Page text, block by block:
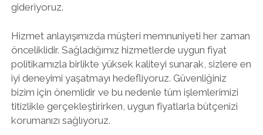
gideriyoruz.
Hizmet anlayışımızda müşteri memnuniyeti her zaman
önceliklidir. Sağladığımız hizmetlerde uygun fiyat
politikamızla birlikte yüksek kaliteyi sunarak, sizlere en
iyi deneyimi yaşatmayı hedefliyoruz. Güvenliğiniz
bizim için önemlidir ve bu nedenle tüm işlemlerimizi
titizlikle gerçekleştirirken, uygun fiyatlarla bütçenizi
korumanızı sağlıyoruz.